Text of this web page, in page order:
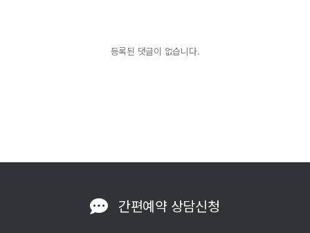
등록된 댓글이 없습니다.
간편예약상담신청